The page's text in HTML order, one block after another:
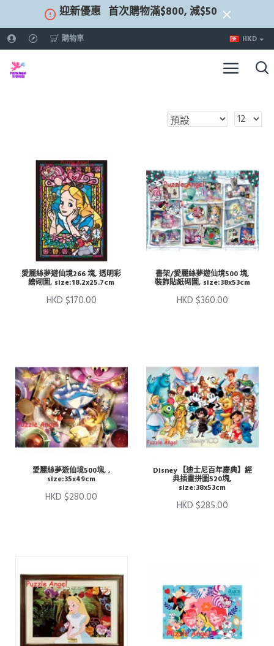
迎新優惠 首次購物滿$800, 減$50
購物車 HKD
愛麗絲夢遊仙境266 塊, 透明彩
繪砌圖, size:18.2x25.7cm
HKD $170.00
書架/愛麗絲夢遊仙境500 塊,
裝飾貼紙砌圖, size:38x53cm
HKD $360.00
愛麗絲夢遊仙境500塊, ,
size:35x49cm
HKD $280.00
Disney 【迪士尼百年慶典】經
典插畫拼圖520塊,
size:38x53cm
HKD $285.00